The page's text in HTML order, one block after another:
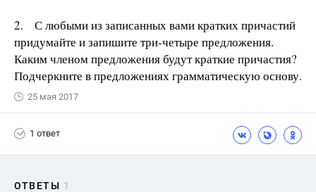
2. С любыми из записанных вами кратких причастий
придумайте и запишите три-четыре предложения.
Каким членом предложения будут краткие причастия?
Подчеркните в предложениях грамматическую основу.
25 мая 2017
1 ответ
ОТВЕТЫ 1